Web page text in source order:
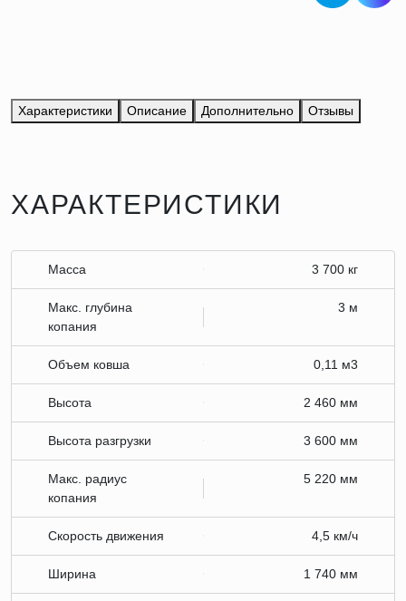
Характеристики Описание Дополнительно Отзывы
ХАРАКТЕРИСТИКИ
Масса 3 700 кг
Макс. глубина
копания
3 м
Объем ковша 0,11 м3
Высота 2 460 мм
Высота разгрузки 3 600 мм
Макс. радиус
копания
5 220 мм
Скорость движения 4,5 км/ч
Ширина 1 740 мм